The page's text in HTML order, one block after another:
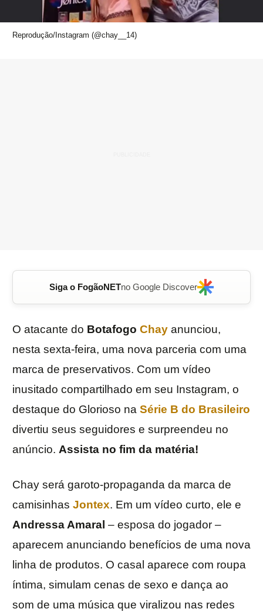
Reprodução/Instagram (@chay__14)
Siga o FogãoNETno Google Discover
O atacante do Botafogo Chay anunciou,
nesta sexta-feira, uma nova parceria com uma
marca de preservativos. Com um vídeo
inusitado compartilhado em seu Instagram, o
destaque do Glorioso na Série B do Brasileiro
divertiu seus seguidores e surpreendeu no
anúncio. Assista no fim da matéria!
Chay será garoto-propaganda da marca de
camisinhas Jontex. Em um vídeo curto, ele e
Andressa Amaral – esposa do jogador –
aparecem anunciando benefícios de uma nova
linha de produtos. O casal aparece com roupa
íntima, simulam cenas de sexo e dança ao
som de uma música que viralizou nas redes